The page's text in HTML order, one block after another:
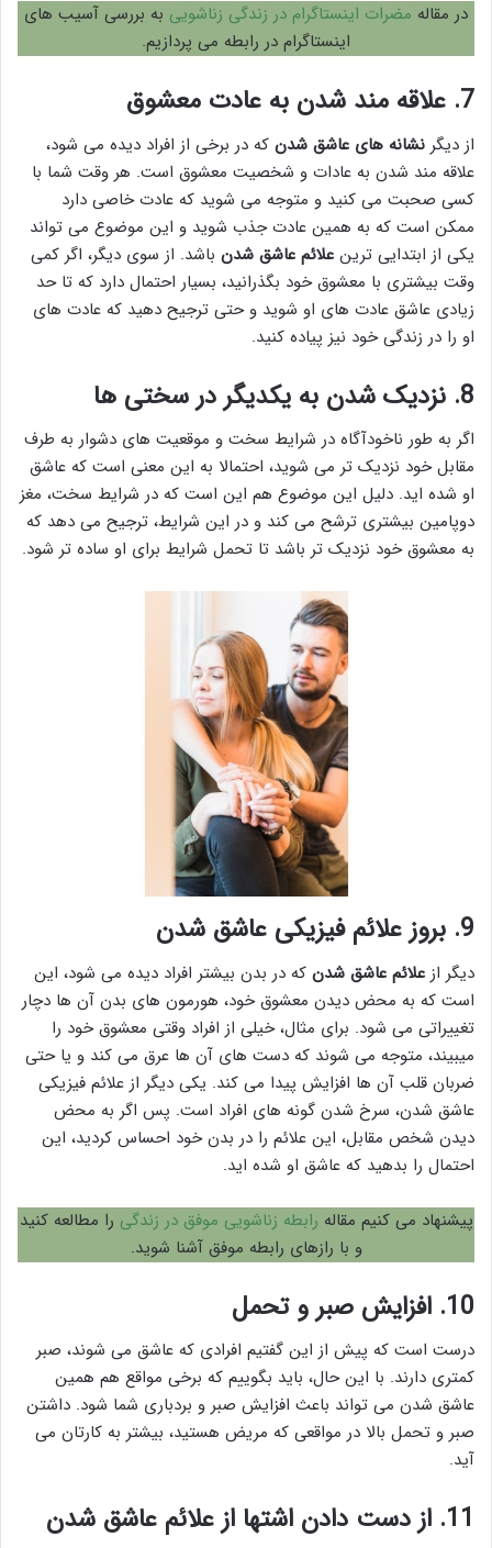
در مقاله مضرات اینستاگرام در زندگی زناشویی به بررسی آسیب های
اینستاگرام در رابطه می پردازیم.
7. علاقه مند شدن به عادت معشوق
از دیگر نشانه های عاشق شدن که در برخی از افراد دیده می شود،
علاقه مند شدن به عادات و شخصیت معشوق است. هر وقت شما با
کسی صحبت می کنید و متوجه می شوید که عادت خاصی دارد
ممکن است که به همین عادت جذب شوید و این موضوع می تواند
یکی از ابتدایی ترین علائم عاشق شدن باشد. از سوی دیگر، اگر کمی
وقت بیشتری با معشوق خود بگذرانید، بسیار احتمال دارد که تا حد
زیادی عاشق عادت های او شوید و حتی ترجیح دهید که عادت های
او را در زندگی خود نیز پیاده کنید.
8. نزدیک شدن به یکدیگر در سختی ها
اگر به طور ناخودآگاه در شرایط سخت و موقعیت های دشوار به طرف
مقابل خود نزدیک تر می شوید، احتمالا به این معنی است که عاشق
او شده اید. دلیل این موضوع هم این است که در شرایط سخت، مغز
دوپامین بیشتری ترشح می کند و در این شرایط، ترجیح می دهد که
به معشوق خود نزدیک تر باشد تا تحمل شرایط برای او ساده تر شود.
9. بروز علائم فیزیکی عاشق شدن
دیگر از علائم عاشق شدن که در بدن بیشتر افراد دیده می شود، این
است که به محض دیدن معشوق خود، هورمون های بدن آن ها دچار
تغییراتی می شود. برای مثال، خیلی از افراد وقتی معشوق خود را
میبیند، متوجه می شوند که دست های آن ها عرق می کند و یا حتی
ضربان قلب آن ها افزایش پیدا می کند. یکی دیگر از علائم فیزیکی
عاشق شدن، سرخ شدن گونه های افراد است. پس اگر به محض
دیدن شخص مقابل، این علائم را در بدن خود احساس کردید، این
احتمال را بدهید که عاشق او شده اید.
پیشنهاد می کنیم مقاله رابطه زناشویی موفق در زندگی را مطالعه کنید
و با رازهای رابطه موفق آشنا شوید.
10. افزایش صبر و تحمل
درست است که پیش از این گفتیم افرادی که عاشق می شوند، صبر
کمتری دارند. با این حال، باید بگوییم که برخی مواقع هم همین
عاشق شدن می تواند باعث افزایش صبر و بردباری شما شود. داشتن
صبر و تحمل بالا در مواقعی که مریض هستید، بیشتر به کارتان می
آید.
11. از دست دادن اشتها از علائم عاشق شدن